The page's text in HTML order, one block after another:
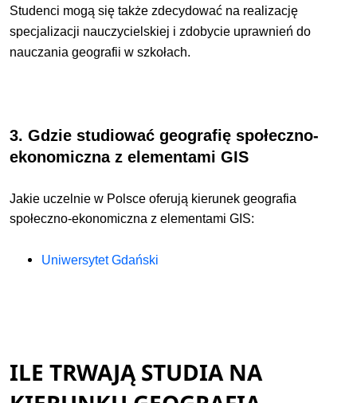
Studenci mogą się także zdecydować na realizację
specjalizacji nauczycielskiej i zdobycie uprawnień do
nauczania geografii w szkołach.
3. Gdzie studiowaćgeografię społeczno-
ekonomiczna z elementami GIS
Jakie uczelnie w Polsce oferują kierunekgeografia
społeczno-ekonomiczna z elementami GIS:
Uniwersytet Gdański
ILE TRWAJĄ STUDIA NA